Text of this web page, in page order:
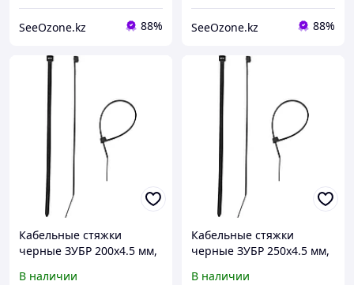
SeeOzone.kz 88% SeeOzone.kz 88%
Кабельные стяжки
черные ЗУБР 200х4.5 мм,
В наличии
Кабельные стяжки
черные ЗУБР 250х4.5 мм,
В наличии